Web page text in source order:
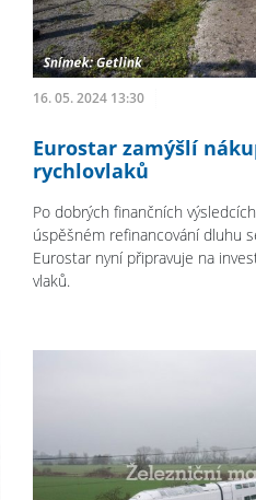
16. 05. 2024 13:30
Eurostar zamýšlí
rychlovlaků
Po dobrých finančních
úspěšném refinancování dluhu
Eurostar nyní připravuje na
vlaků.